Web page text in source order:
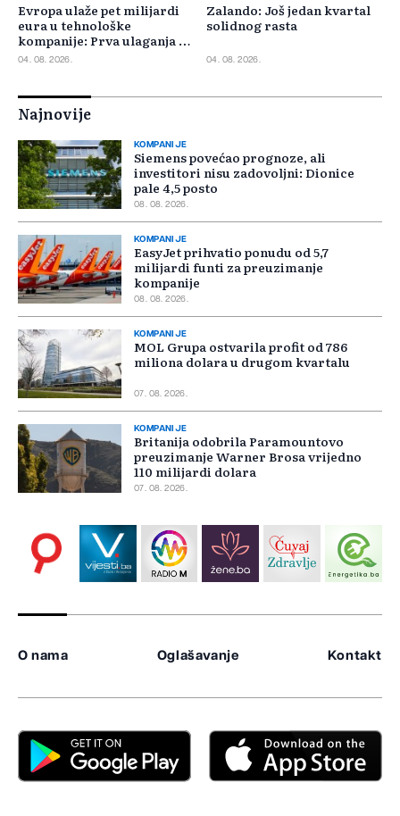
Evropa ulaže pet milijardi
eura u tehnološke
kompanije: Prva ulaganja na
jesen
04. 08. 2026.
Zalando: Još jedan kvartal
solidnog rasta
04. 08. 2026.
Najnovije
KOMPANIJE
Siemens povećao prognoze, ali
investitori nisu zadovoljni: Dionice
pale 4,5 posto
08. 08. 2026.
KOMPANIJE
EasyJet prihvatio ponudu od 5,7
milijardi funti za preuzimanje
kompanije
08. 08. 2026.
KOMPANIJE
MOL Grupa ostvarila profit od 786
miliona dolara u drugom kvartalu
07. 08. 2026.
KOMPANIJE
Britanija odobrila Paramountovo
preuzimanje Warner Brosa vrijedno
110 milijardi dolara
07. 08. 2026.
O nama Oglašavanje Kontakt